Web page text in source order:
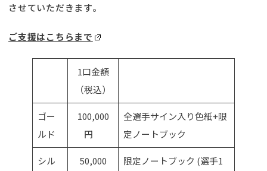
させていただきます。
ご支援はこちらまで
1口金額
（税込）
ゴー
ルド
100,000
円
全選手サイン入り色紙+限
定ノートブック
シル
50,000
限定ノートブック (選手1